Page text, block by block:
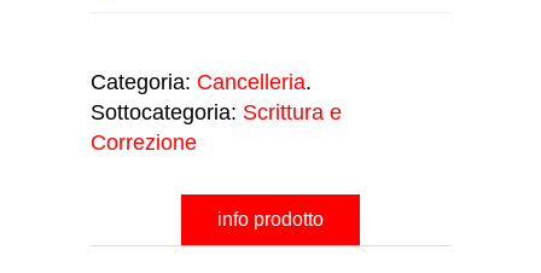
Categoria: Cancelleria.
Sottocategoria: Scrittura e
Correzione
info prodotto